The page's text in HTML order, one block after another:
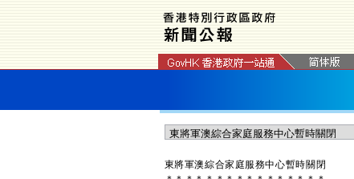
東將軍澳綜合家庭服務中心暫時關閉